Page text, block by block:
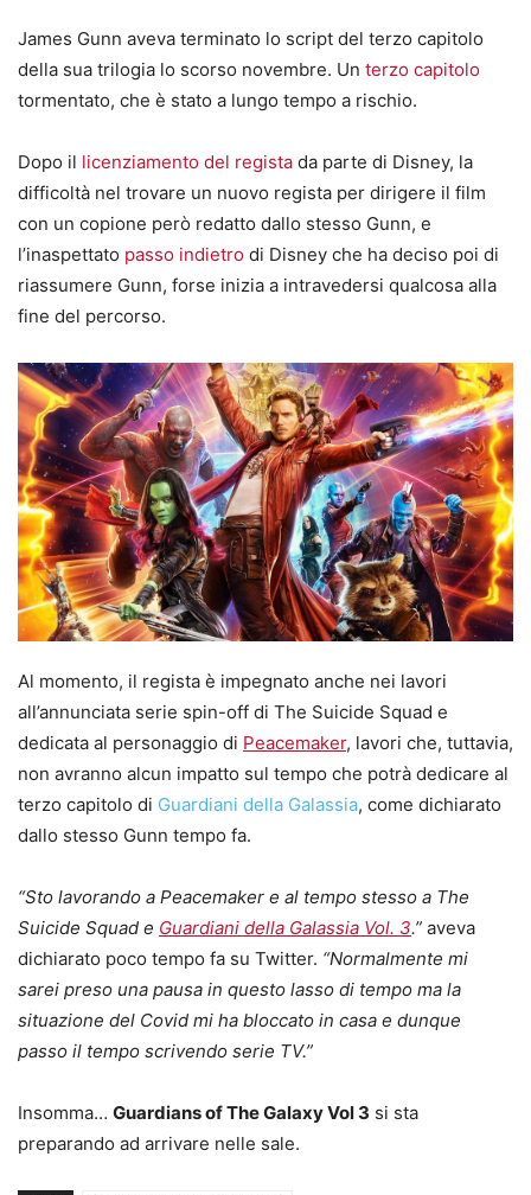
James Gunn aveva terminato lo script del terzo capitolo
della sua trilogia lo scorso novembre. Un terzo capitolo
tormentato, che è stato a lungo tempo a rischio.
Dopo il licenziamento del regista da parte di Disney, la
difficoltà nel trovare un nuovo regista per dirigere il film
con un copione però redatto dallo stesso Gunn, e
l’inaspettato passo indietro di Disney che ha deciso poi di
riassumere Gunn, forse inizia a intravedersi qualcosa alla
fine del percorso.
Al momento, il regista è impegnato anche nei lavori
all’annunciata serie spin-off di The Suicide Squad e
dedicata al personaggio di Peacemaker, lavori che, tuttavia,
non avranno alcun impatto sul tempo che potrà dedicare al
terzo capitolo di Guardiani della Galassia, come dichiarato
dallo stesso Gunn tempo fa.
“Sto lavorando a Peacemaker e al tempo stesso a The
Suicide Squad e Guardiani della Galassia Vol. 3.” aveva
dichiarato poco tempo fa su Twitter. “Normalmente mi
sarei preso una pausa in questo lasso di tempo ma la
situazione del Covid mi ha bloccato in casa e dunque
passo il tempo scrivendo serie TV.”
Insomma… Guardians of The Galaxy Vol 3 si sta
preparando ad arrivare nelle sale.